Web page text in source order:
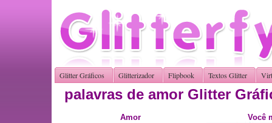
Glitter Gráficos Glitterizador Flipbook Textos Glitter
palavras de amor Glitter
Amor Você